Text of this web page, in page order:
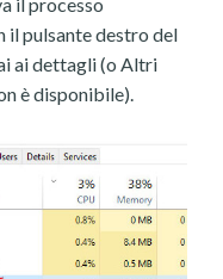
il pulsante destro del
ai dettagli (o Altri
è disponibile).